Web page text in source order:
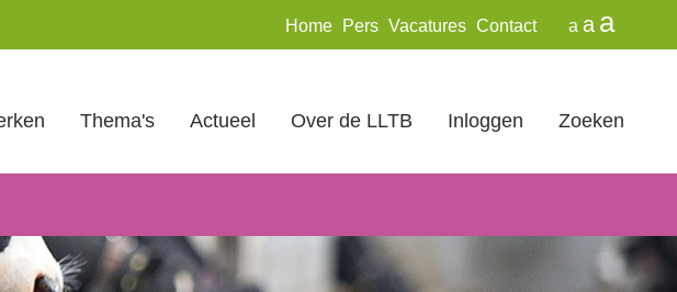
Home Pers Vacatures Contact a a a
Thema's Actueel Over de LLTB Inloggen Zoeken